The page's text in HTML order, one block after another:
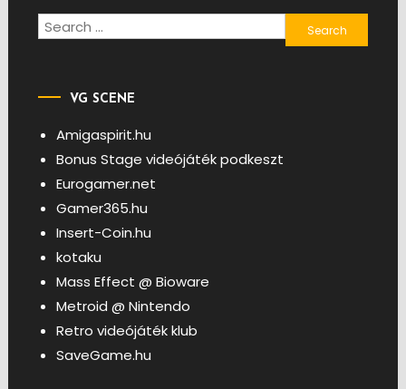
Search
for:
VG SCENE
Amigaspirit.hu
Bonus Stage videójáték podkeszt
Eurogamer.net
Gamer365.hu
Insert-Coin.hu
kotaku
Mass Effect @ Bioware
Metroid @ Nintendo
Retro videójáték klub
SaveGame.hu